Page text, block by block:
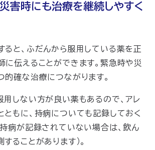
災害時にも治療を継続しやすく
ると、ふだんから服用している薬を正
に伝えることができます。緊急時や災
確な治療につながります。
しない方が良い薬もあるので、アレ
ともに、持病についても記録しておく
持病が記録されていない場合は、飲ん
ることがあります）。